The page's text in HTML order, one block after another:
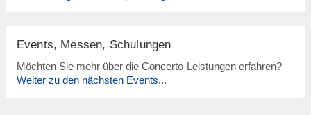
Events, Messen, Schulungen
Möchten Sie mehr über die Concerto-Leistungen erfahren?
Weiter zu den nächsten Events...